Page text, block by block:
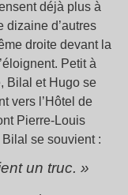
déjà plus à
dizaine d’autres
droite devant la
Petit à
Bilal et Hugo se
vers l’Hôtel de
Pierre-Louis
se souvient :
un truc. »